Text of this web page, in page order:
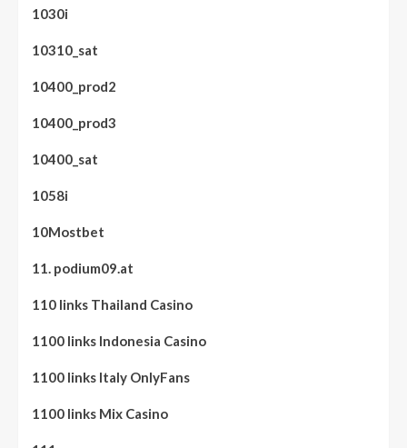
1030i
10310_sat
10400_prod2
10400_prod3
10400_sat
1058i
10Mostbet
11. podium09.at
110 links Thailand Casino
1100 links Indonesia Casino
1100 links Italy OnlyFans
1100 links Mix Casino